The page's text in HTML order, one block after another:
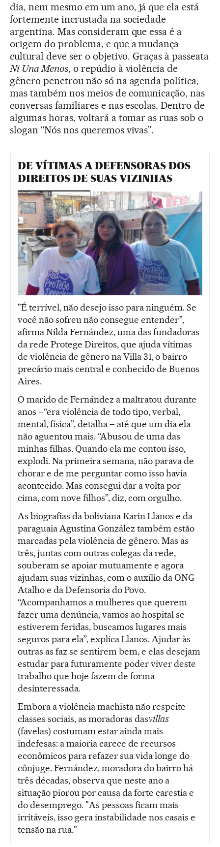
dia, nem mesmo em um ano, já que ela está
fortemente incrustada na sociedade
argentina. Mas consideram que essa é a
origem do problema, e que a mudança
cultural deve ser o objetivo. Graças à passeata
Ni Una Menos, o repúdio à violência de
gênero penetrou não só na agenda política,
mas também nos meios de comunicação, nas
conversas familiares e nas escolas. Dentro de
algumas horas, voltará a tomar as ruas sob o
slogan "Nós nos queremos vivas”.
DE VÍTIMAS A DEFENSORAS DOS
DIREITOS DE SUAS VIZINHAS
"É terrível, não desejo isso para ninguém. Se
você não sofreu não consegue entender”,
afirma Nilda Fernández, uma das fundadoras
da rede Protege Direitos, que ajuda vítimas
de violência de gênero na Villa 31, o bairro
precário mais central e conhecido de Buenos
Aires.
O marido de Fernández a maltratou durante
anos –“era violência de todo tipo, verbal,
mental, física”, detalha – até que um dia ela
não aguentou mais. “Abusou de uma das
minhas filhas. Quando ela me contou isso,
explodi. Na primeira semana, não parava de
chorar e de me perguntar como isso havia
acontecido. Mas consegui dar a volta por
cima, com nove filhos”, diz, com orgulho.
As biografias da boliviana Karin Llanos e da
paraguaia Agustina González também estão
marcadas pela violência de gênero. Mas as
três, juntas com outras colegas da rede,
souberam se apoiar mutuamente e agora
ajudam suas vizinhas, com o auxílio da ONG
Atalho e da Defensoria do Povo.
“Acompanhamos a mulheres que querem
fazer uma denúncia, vamos ao hospital se
estiverem feridas, buscamos lugares mais
seguros para ela”, explica Llanos. Ajudar às
outras as faz se sentirem bem, e elas desejam
estudar para futuramente poder viver deste
trabalho que hoje fazem de forma
desinteressada.
Embora a violência machista não respeite
classes sociais, as moradoras dasvillas
(favelas) costumam estar ainda mais
indefesas: a maioria carece de recursos
econômicos para refazer sua vida longe do
cônjuge. Fernández, moradora do bairro há
três décadas, observa que neste ano a
situação piorou por causa da forte carestia e
do desemprego. "As pessoas ficam mais
irritáveis, isso gera instabilidade nos casais e
tensão na rua."